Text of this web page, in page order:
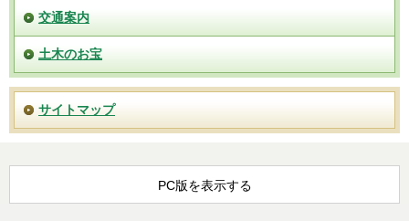
交通案内
土木のお宝
サイトマップ
PC版を表示する